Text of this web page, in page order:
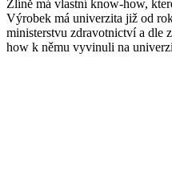
Zlíně má vlastní know-how,
Výrobek má univerzita již od
ministerstvu zdravotnictví a dle
how k němu vyvinuli na